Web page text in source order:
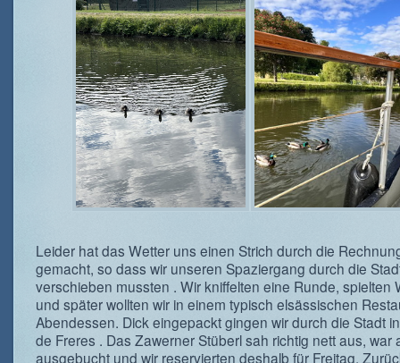
Leider hat das Wetter uns einen Strich durch die
gemacht, so dass wir unseren Spaziergang durch die
verschieben mussten . Wir kniffelten eine Runde, spielten
und später wollten wir in einem typisch elsässischen
Abendessen. Dick eingepackt gingen wir durch die Stadt
de Freres . Das Zawerner Stüberl sah richtig nett aus, war
ausgebucht und wir reservierten deshalb für Freitag.